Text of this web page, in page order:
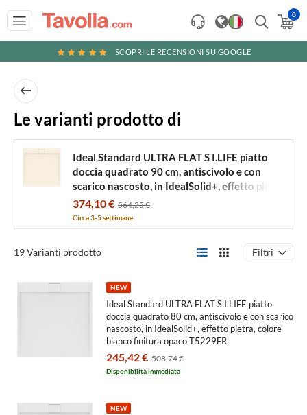
0
SCOPRI LE RECENSIONI SU GOOGLE
Le varianti prodotto di
Standard
ULTRA
FLAT
S
piatto
doccia
cm,
antiscivolo
e
con
Ideal Standard ULTRA FLAT S I.LIFE piatto
doccia quadrato 90 cm, antiscivolo e con
scarico nascosto, in IdealSolid+, effetto pietra,
colore sabbia finitura opaco T5227FT
374,10 € 564,25 €
Circa 3-5 settimane
19 Varianti prodotto Filtri
NEW
Ideal Standard ULTRA FLAT S I.LIFE piatto
doccia quadrato 80 cm, antiscivolo e con scarico
nascosto, in IdealSolid+, effetto pietra, colore
bianco finitura opaco T5229FR
245,42 € 508,74 €
Disponibilità immediata
NEW